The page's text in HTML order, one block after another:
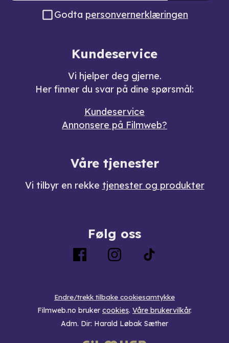
Godta personvernerklæringen
Kundeservice
Vi hjelper deg gjerne.
Her finner du svar på dine spørsmål:
Kundeservice
Annonsere på Filmweb?
Våre tjenester
Vi tilbyr en rekke tjenester og produkter
Følg oss
Endre/trekk tilbake cookiesamtykke
Filmweb.no bruker cookies. Våre brukervilkår.
Adm. Dir: Harald Løbak Sæther